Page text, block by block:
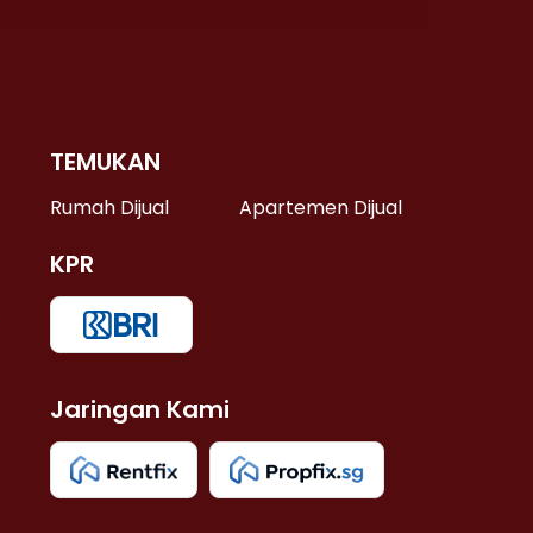
TEMUKAN
Rumah Dijual Apartemen Dijual
KPR
Jaringan Kami